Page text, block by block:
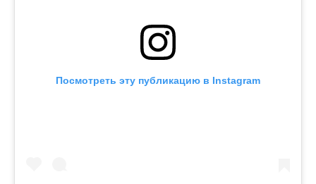
Посмотреть эту публикацию в Instagram